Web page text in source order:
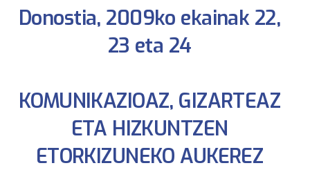
Donostia, 2009ko ekainak 22,
23 eta 24
KOMUNIKAZIOAZ, GIZARTEAZ
ETA HIZKUNTZEN
ETORKIZUNEKO AUKEREZ